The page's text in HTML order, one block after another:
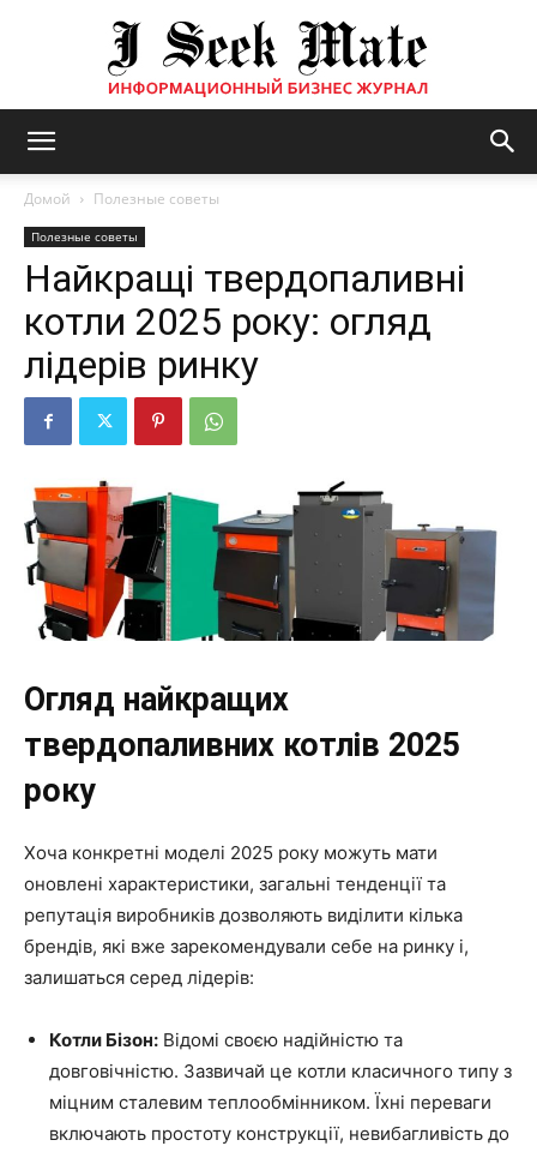
журнал
Домой Полезные советы
Полезные советы
Найкращі твердопаливні
котли 2025 року: огляд
лідерів ринку
Огляд найкращих
твердопаливних котлів 2025
року
Хоча конкретні моделі 2025 року можуть мати
оновлені характеристики, загальні тенденції та
репутація виробників дозволяють виділити кілька
брендів, які вже зарекомендували себе на ринку і,
залишаться серед лідерів:
Котли Бізон: Відомі своєю надійністю та
довговічністю. Зазвичай це котли класичного типу з
міцним сталевим теплообмінником. Їхні переваги
включають простоту конструкції, невибагливість до